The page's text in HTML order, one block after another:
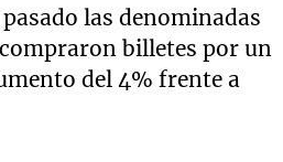
las denominadas
billetes por un
del 4% frente a